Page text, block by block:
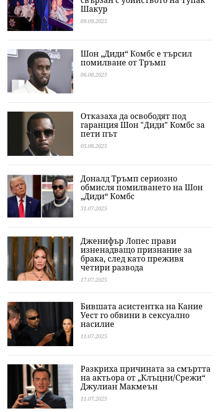
Шакур
09.09.2025
Шон „Диди“ Комбс е търсил
помилване от Тръмп
06.08.2025
Отказаха да освободят под
гаранция Шон "Диди" Комбс за
пети път
05.08.2025
Доналд Тръмп сериозно
обмисля помилването на Шон
„Диди“ Комбс
31.07.2025
Дженифър Лопес прави
изненадващо признание за
брака, след като преживя
четири развода
17.07.2025
Бившата асистентка на Кание
Уест го обвини в сексуално
насилие
11.07.2025
Разкриха причината за смъртта
на актьора от „Клъцни/Срежи“
Джулиан Макмеън
11.07.2025